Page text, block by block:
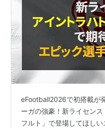
収容人数 ： 51,500人
国内タイトル
ドイツ・ブンデスリー
1958-59,
DFBポカール 4回
1973-74, 1974-75,
eFootball2026で初搭載が
ーガの強豪！新ライセン
フルト」で登場してほし